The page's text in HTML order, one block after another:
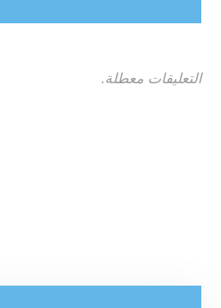
التعليقات معطلة.